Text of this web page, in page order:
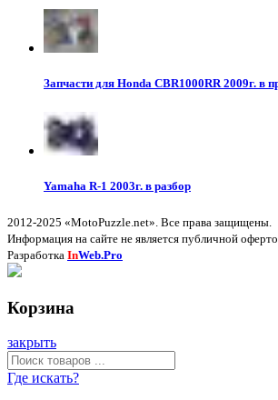
Запчасти для Honda CBR1000RR 2009г. в
Yamaha R-1 2003г. в разбор
2012-2025 «MotoPuzzle.net». Все права защищены.
Информация на сайте не является публичной
Разработка InWeb.Pro
Корзина
закрыть
Где искать?